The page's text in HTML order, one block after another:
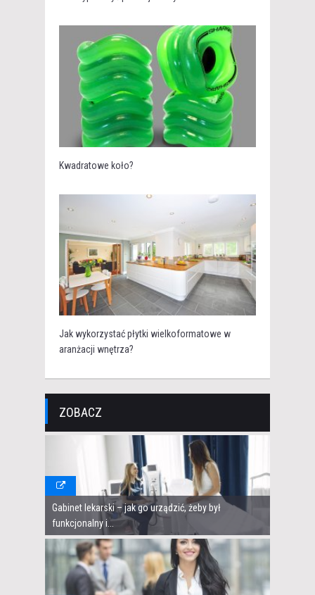
Kwadratowe koło?
Jak wykorzystać płytki wielkoformatowe w
aranżacji wnętrza?
ZOBACZ
Gabinet lekarski – jak go urządzić, żeby był
funkcjonalny i...